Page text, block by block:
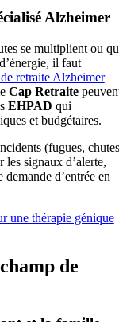
Alzheimer
se multiplient ou
il faut
retraite Alzheimer
Cap Retraite
EHPAD qui
et budgétaires.
(fugues,
les signaux d’alerte,
d’entrée en
une thérapie génique
de